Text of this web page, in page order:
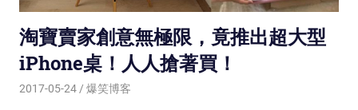
淘寶賣家創意無極限，竟推出超大型
iPhone桌！人人搶著買！
2017-05-24 爆笑博客